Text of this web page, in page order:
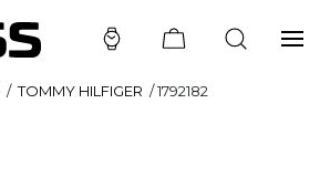
/ TOMMY HILFIGER /1792182